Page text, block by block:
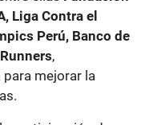
Liga Contra el
Perú, Banco de
,
mejorar la